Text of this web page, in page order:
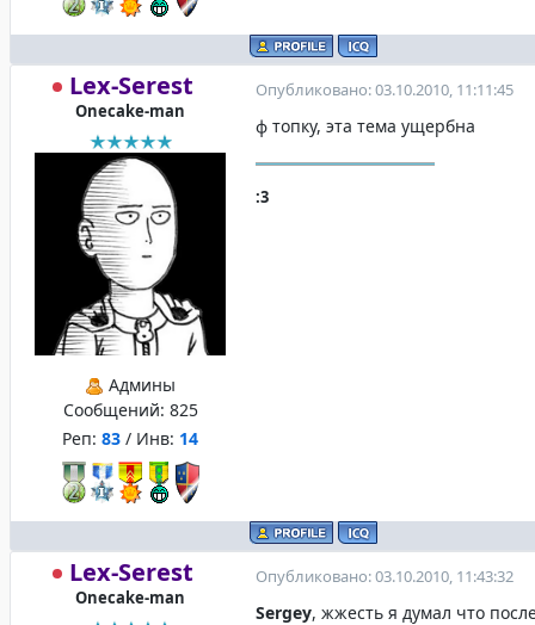
Lex-Serest
Onecake-man
Админы
Сообщений: 825
Реп: 83 / Инв: 14
Опубликовано: 03.10.2010, 11:11:45
ф топку, эта тема ущербна
:3
Lex-Serest
Onecake-man
Опубликовано: 03.10.2010, 11:43:32
Sergey, жжесть я думал что